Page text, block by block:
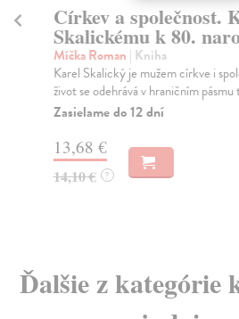
Církev a společnost.
Skalickému k 80.
Míčka Roman | Kniha
Karel Skalický je mužem církve i
život se odehrává v hraničním
Zasielame do 12 dní
13,68 €
14,10 € ?
Ďalšie z kategórie